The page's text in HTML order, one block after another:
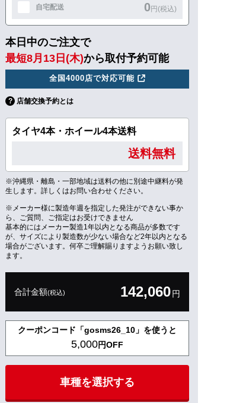
自宅配送 0円(税込)
本日中のご注文で
最短8月13日(木)から取付予約可能
全国4000店で対応可能
店舗交換予約とは
タイヤ4本・ホイール4本送料
送料無料
※沖縄県・離島・一部地域は送料の他に別途中継料が発
生します。詳しくはお問い合わせください。
※メーカー様に製造年週を指定した発注ができない事か
ら、ご質問、ご指定はお受けできません
基本的にはメーカー製造1年以内となる商品が多数です
が、サイズにより製造数が少ない場合など2年以内となる
場合がございます。何卒ご理解賜りますようお願い致し
ます。
合計金額(税込) 142,060円
クーポンコード「gosms26_10」を使うと
5,000円OFF
車種を選択する